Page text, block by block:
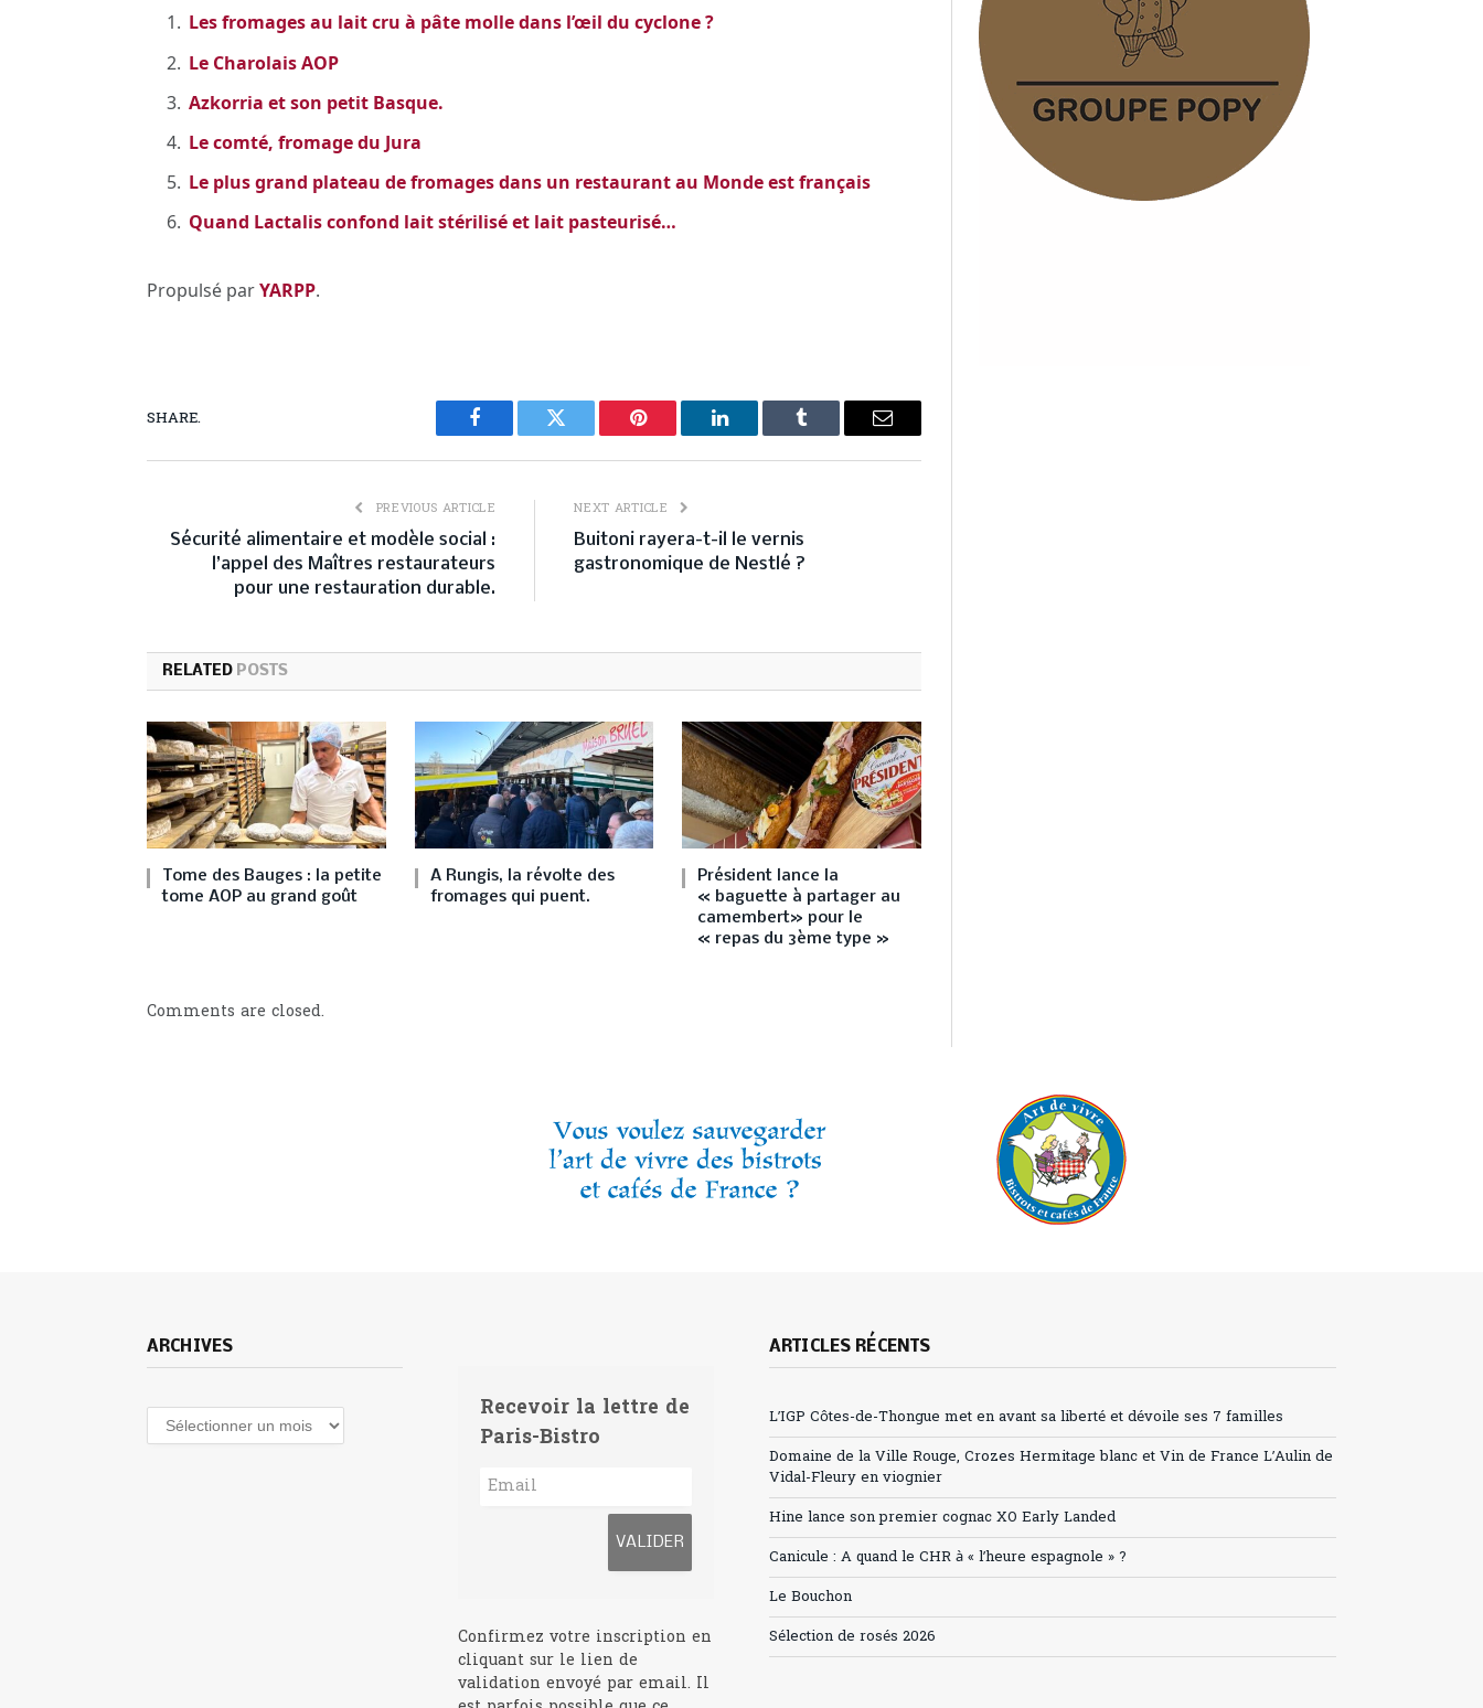
Les fromages au lait cru à pâte molle dans l’œil du cyclone ?
Le Charolais AOP
Azkorria et son petit Basque.
Le comté, fromage du Jura
Le plus grand plateau de fromages dans un restaurant au Monde est français
Quand Lactalis confond lait stérilisé et lait pasteurisé…
Propulsé parYARPP.
SHARE.
Facebook Twitter Pinterest LinkedIn Tumblr Email
PREVIOUS ARTICLE
Sécurité alimentaire et modèle social :
l’appel des Maîtres restaurateurs
pour une restauration durable.
NEXT ARTICLE
Buitoni rayera-t-il le vernis
gastronomique de Nestlé ?
RELATED POSTS
Tome des Bauges : la petite
tome AOP au grand goût
A Rungis, la révolte des
fromages qui puent.
Président lance la
« baguette à partager au
camembert» pour le
« repas du 3ème type »
Comments are closed.
ARCHIVES
Archives
Recevoir la lettre de
Paris-Bistro
Confirmez votre inscription en
cliquant sur le lien de
validation envoyé par email. Il
ARTICLES RÉCENTS
L’IGP Côtes-de-Thongue met en avant sa liberté et dévoile ses 7 familles
Domaine de la Ville Rouge, Crozes Hermitage blanc et Vin de France L’Aulin de
Vidal-Fleury en viognier
Hine lance son premier cognac XO Early Landed
Canicule : A quand le CHR à « l’heure espagnole » ?
Le Bouchon
Sélection de rosés 2026